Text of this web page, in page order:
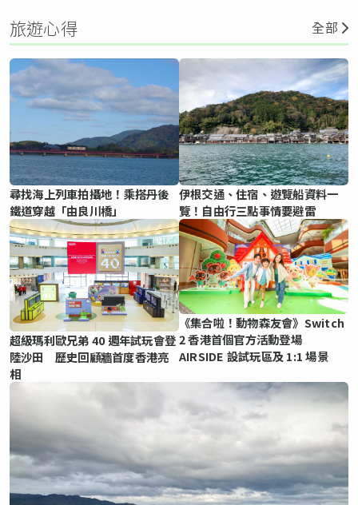
旅遊心得 全部
尋找海上列車拍攝地！乘搭丹後
鐵道穿越「由良川橋」
伊根交通、住宿、遊覽船資料一
覽！自由行三點事情要避雷
超級瑪利歐兄弟 40 週年試玩會登
陸沙田 歷史回顧牆首度香港亮
相
《集合啦！動物森友會》Switch
2 香港首個官方活動登場
AIRSIDE 設試玩區及 1:1 場景